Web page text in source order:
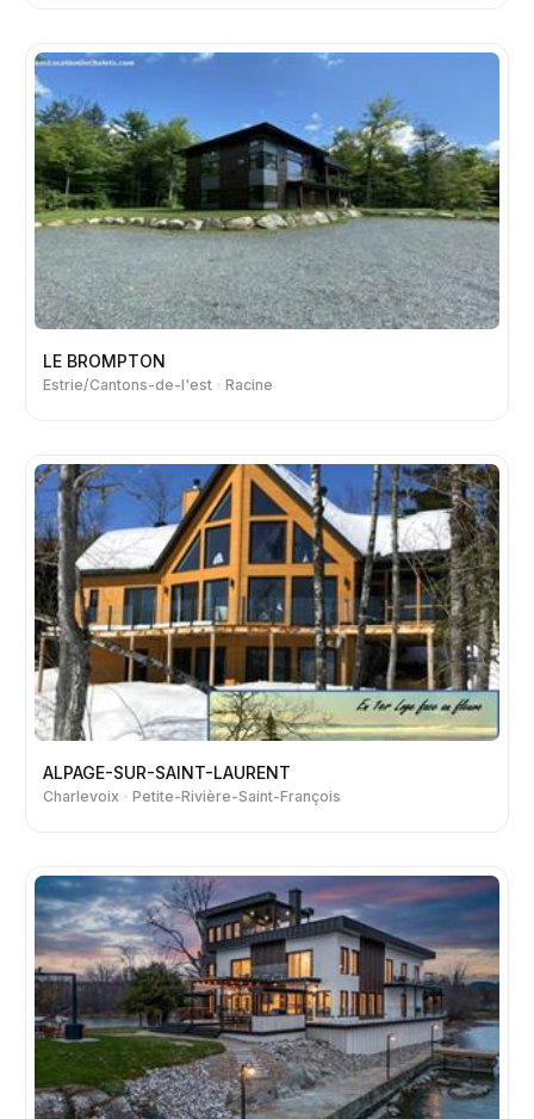
LE BROMPTON
Estrie/Cantons-de-l'est Racine
ALPAGE-SUR-SAINT-LAURENT
Charlevoix Petite-Rivière-Saint-François